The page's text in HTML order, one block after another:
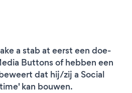
a stab at eerst een doe-
Buttons of hebben een
dat hij/zij a Social
kan bouwen.